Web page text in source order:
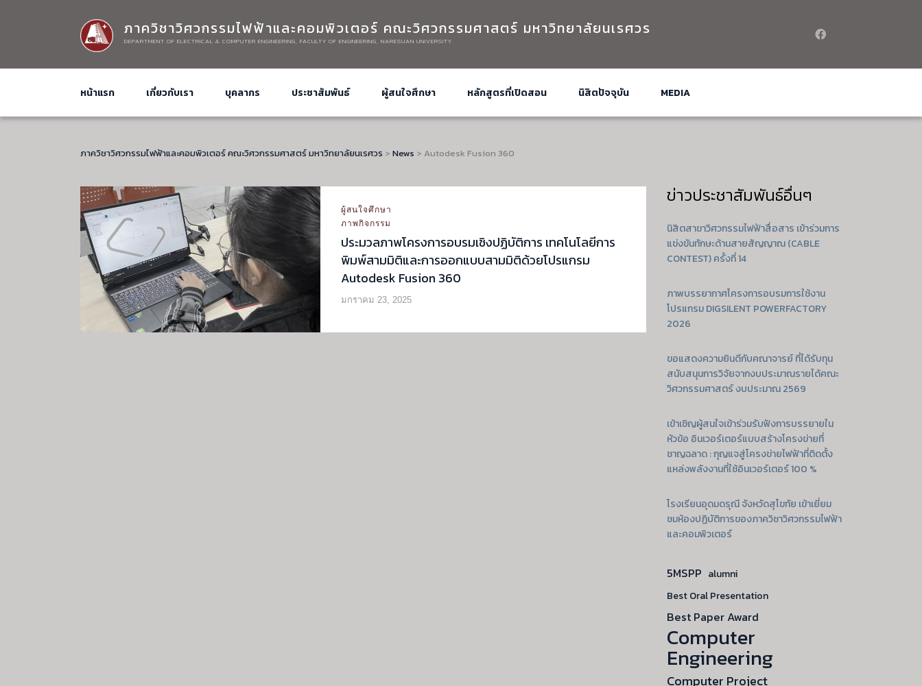
ภาควิชาวิศวกรรมไฟฟ้าและคอมพิวเตอร์ คณะวิศวกรรมศาสตร์ มหาวิทยาลัยนเรศวร
DEPARTMENT OF ELECTRICAL & COMPUTER ENGINEERING, FACULTY OF ENGINEERING, NARESUAN UNIVERSITY
หน้าแรก เกี่ยวกับเรา บุคลากร ประชาสัมพันธ์ ผู้สนใจศึกษา หลักสูตรที่เปิดสอน นิสิตปัจจุบัน MEDIA
ภาควิชาวิศวกรรมไฟฟ้าและคอมพิวเตอร์ คณะวิศวกรรมศาสตร์ มหาวิทยาลัยนเรศวร > News > Autodesk Fusion 360
ผู้สนใจศึกษา
ภาพกิจกรรม
ประมวลภาพโครงการอบรมเชิงปฏิบัติการ เทคโนโลยีการ
พิมพ์สามมิติและการออกแบบสามมิติด้วยโปรแกรม
Autodesk Fusion 360
มกราคม 23, 2025
ข่าวประชาสัมพันธ์อื่นๆ
นิสิตสาขาวิศวกรรมไฟฟ้าสื่อสาร เข้าร่วมการ
แข่งขันทักษะด้านสายสัญญาณ (CABLE
CONTEST) ครั้งที่ 14
ภาพบรรยากาศโครงการอบรมการใช้งาน
โปรแกรม DIGSILENT POWERFACTORY
2026
ขอแสดงความยินดีกับคณาจารย์ ที่ได้รับทุน
สนับสนุนการวิจัยจากงบประมาณรายได้คณะ
วิศวกรรมศาสตร์ งบประมาณ 2569
เข้าเชิญผู้สนใจเข้าร่วมรับฟังการบรรยายใน
หัวข้อ อินเวอร์เตอร์แบบสร้างโครงข่ายที่
ชาญฉลาด : กุญแจสู่โครงข่ายไฟฟ้าที่ติดตั้ง
แหล่งพลังงานที่ใช้อินเวอร์เตอร์ 100 %
โรงเรียนอุดมดรุณี จังหวัดสุโขทัย เข้าเยี่ยม
ชมห้องปฏิบัติการของภาควิชาวิศวกรรมไฟฟ้า
และคอมพิวเตอร์
5MSPP alumni
Best Oral Presentation
Best Paper Award
Computer
Engineering
Computer Project